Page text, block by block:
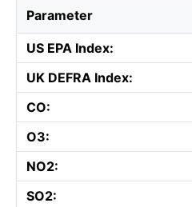
Parameter
US EPA Index:
UK DEFRA Index:
CO:
O3:
NO2:
SO2: